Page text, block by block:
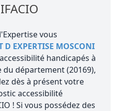
vous
D EXPERTISE MOSCONI
handicapés à
du département (20169),
dès à présent votre
accessibilité
! Si vous possédez des